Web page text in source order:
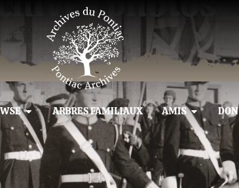
ARBRES FAMILIAUX AMIS DON